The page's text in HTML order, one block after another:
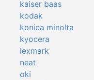
kaiser baas
kodak
konica minolta
kyocera
lexmark
neat
oki